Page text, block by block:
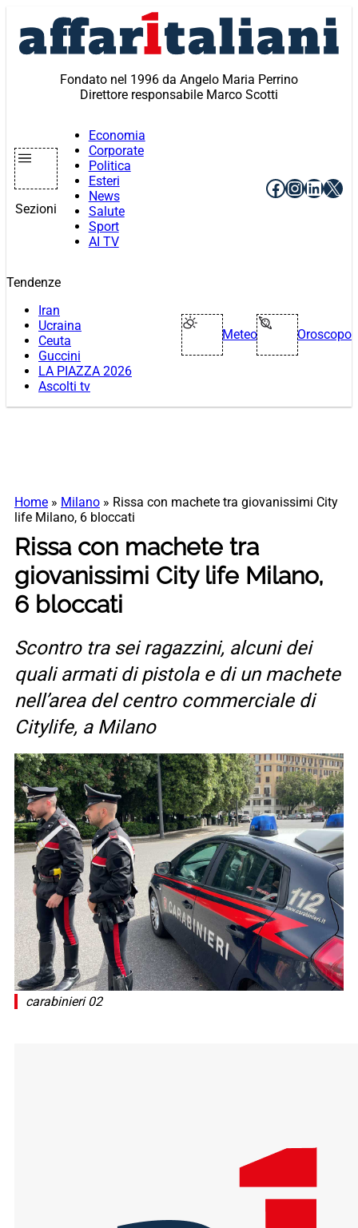
contenuto
Fondato nel 1996 da Angelo Maria Perrino
Direttore responsabile Marco Scotti
Sezioni
Economia
Corporate
Politica
Esteri
News
Salute
Sport
AI TV
Facebook
X
Tendenze
Iran
Ucraina
Ceuta
Guccini
LA PIAZZA 2026
Ascolti tv
Meteo Oroscopo
Home » Milano » Rissa con machete tra giovanissimi City
life Milano, 6 bloccati
Rissa con machete tra
giovanissimi City life Milano,
6 bloccati
Scontro tra sei ragazzini, alcuni dei
quali armati di pistola e di un machete
nell’area del centro commerciale di
Citylife, a Milano
carabinieri 02